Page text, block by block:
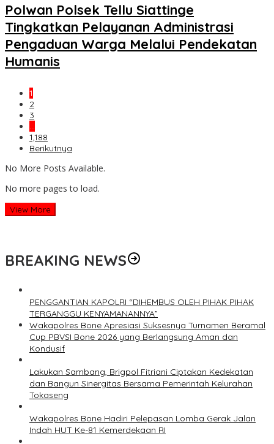
Polwan Polsek Tellu Siattinge
Tingkatkan Pelayanan Administrasi
Pengaduan Warga Melalui Pendekatan
Humanis
1
2
3
…
1,188
Berikutnya
No More Posts Available.
No more pages to load.
View More
BREAKING NEWS
PENGGANTIAN KAPOLRI “DIHEMBUS OLEH PIHAK PIHAK
TERGANGGU KENYAMANANNYA”
Wakapolres Bone Apresiasi Suksesnya Turnamen Beramal
Cup PBVSI Bone 2026 yang Berlangsung Aman dan
Kondusif
Lakukan Sambang, Brigpol Fitriani Ciptakan Kedekatan
dan Bangun Sinergitas Bersama Pemerintah Kelurahan
Tokaseng
Wakapolres Bone Hadiri Pelepasan Lomba Gerak Jalan
Indah HUT Ke-81 Kemerdekaan RI